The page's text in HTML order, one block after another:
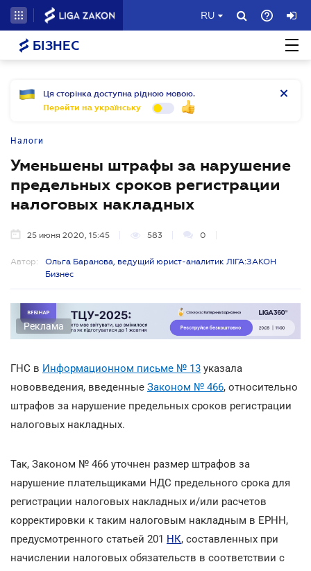
RU
БІЗНЕС
Ця сторінка доступна рідною мовою.
Перейти на українську
Налоги
Уменьшены штрафы за нарушение
предельных сроков регистрации
налоговых накладных
25 июня 2020, 15:45 583 0
Автор:
Ольга Баранова, ведущий юрист-аналитик ЛІГА:ЗАКОН
Бизнес
Реклама
ГНС в Информационном письме № 13 указала
нововведения, введенные Законом № 466, относительно
штрафов за нарушение предельных сроков регистрации
налоговых накладных.
Так, Законом № 466 уточнен размер штрафов за
нарушение плательщиками НДС предельного срока для
регистрации налоговых накладных и/или расчетов
корректировки к таким налоговым накладным в ЕРНН,
предусмотренного статьей 201 НК, составленных при
начислении налоговых обязательств в соответствии с